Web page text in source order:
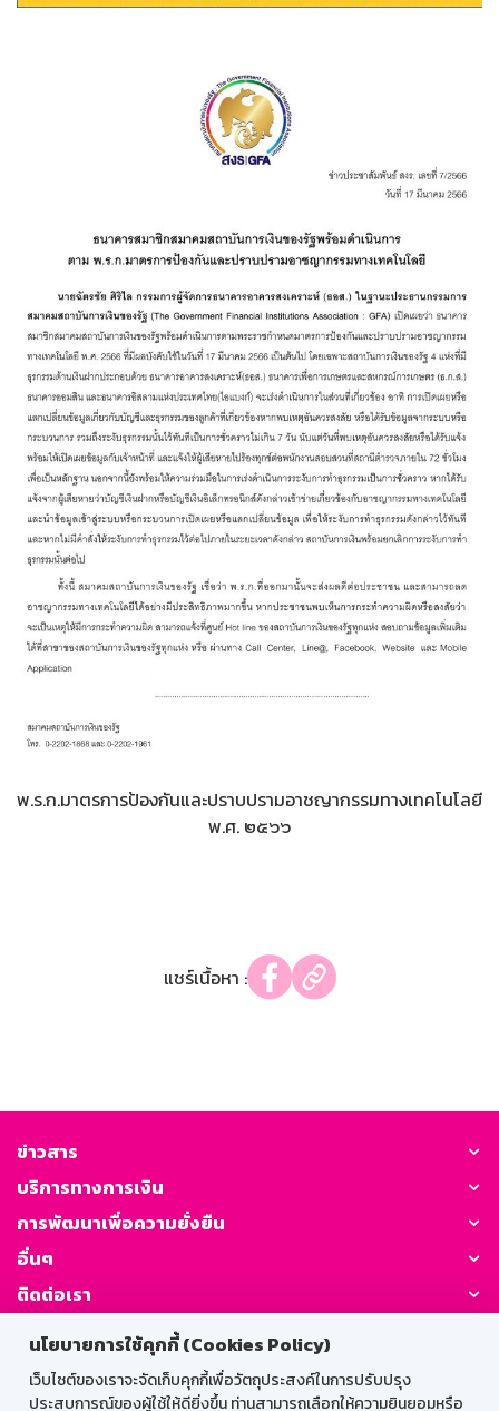
นโยบายการใช้คุกกี้ (Cookies Policy)
เว็บไซต์ของเราจะจัดเก็บคุกกี้เพื่อวัตถุประสงค์ในการปรับปรุง
ประสบการณ์ของผู้ใช้ให้ดียิ่งขึ้น ท่านสามารถเลือกให้ความยินยอมหรือ
พ.ร.ก.มาตรการป้องกันและปราบปรามอาชญากรรมทางเทคโนโลยี
พ.ศ. ๒๕๖๖
แชร์เนื้อหา :
ข่าวสาร
บริการทางการเงิน
การพัฒนาเพื่อความยั่งยืน
อื่นๆ
ติดต่อเรา
GSB Society: